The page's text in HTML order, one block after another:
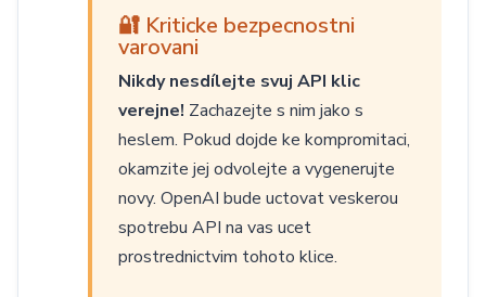
🔐 Kriticke bezpecnostni
varovani
Nikdy nesdílejte svuj API klic
verejne! Zachazejte s nim jako s
heslem. Pokud dojde ke kompromitaci,
okamzite jej odvolejte a vygenerujte
novy. OpenAI bude uctovat veskerou
spotrebu API na vas ucet
prostrednictvim tohoto klice.